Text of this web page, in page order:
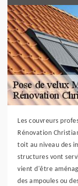
Les couvreurs
Rénovation
toit au niveau des
structures vont
vient d'être
des ampoules ou